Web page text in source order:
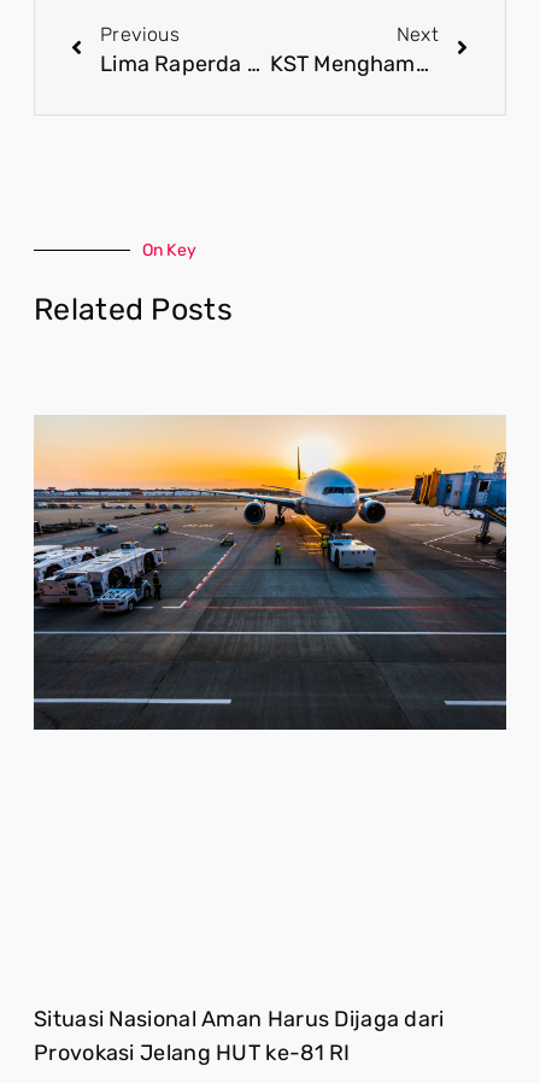
Previous
Lima Raperda Non-APBD Kabupaten Merauke 2022 Dibahas
Next
KST Menghambat Kemajuan Papua
On Key
Related Posts
Situasi Nasional Aman Harus Dijaga dari
Provokasi Jelang HUT ke-81 RI